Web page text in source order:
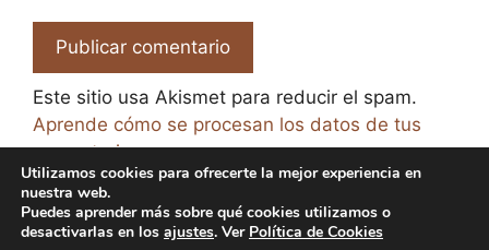
Este sitio usa Akismet para reducir el spam.
Aprende cómo se procesan los datos de tus
comentarios.
Utilizamos cookies para ofrecerte la mejor experiencia en
nuestra web.
Puedes aprender más sobre qué cookies utilizamos o
desactivarlas en los ajustes. Ver Política de Cookies